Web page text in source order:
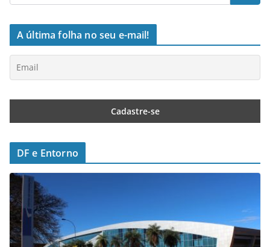
A última folha no seu e-mail!
DF e Entorno